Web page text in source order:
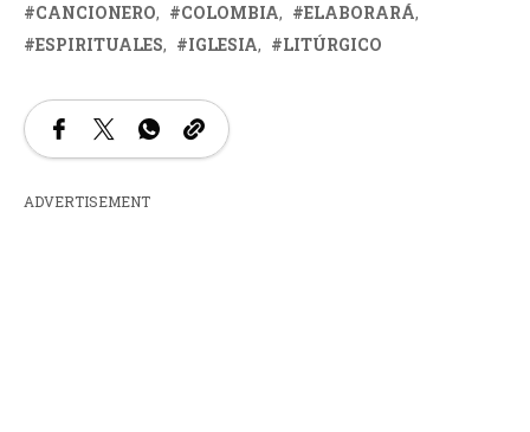
CANCIONERO COLOMBIA
ELABORARÁ
ESPIRITUALES
IGLESIA LITÚRGICO
ADVERTISEMENT